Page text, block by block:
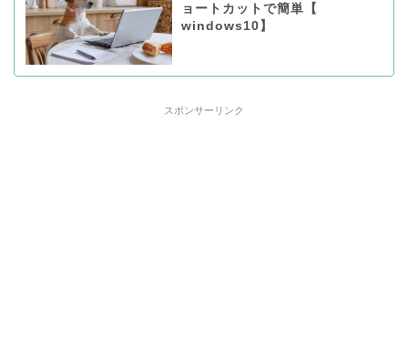
ョートカットで簡単【
windows10】
スポンサーリンク